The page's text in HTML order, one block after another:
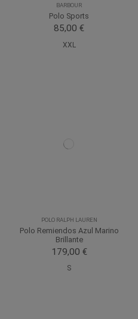
BARBOUR
Polo Sports
85,00 €
XXL
POLO RALPH LAUREN
Polo Remiendos Azul Marino
Brillante
179,00 €
S